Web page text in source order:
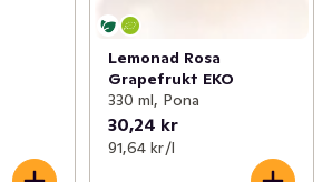
Lemonad Rosa
Grapefrukt EKO
330 ml, Pona
30,24 kr
91,64 kr /l